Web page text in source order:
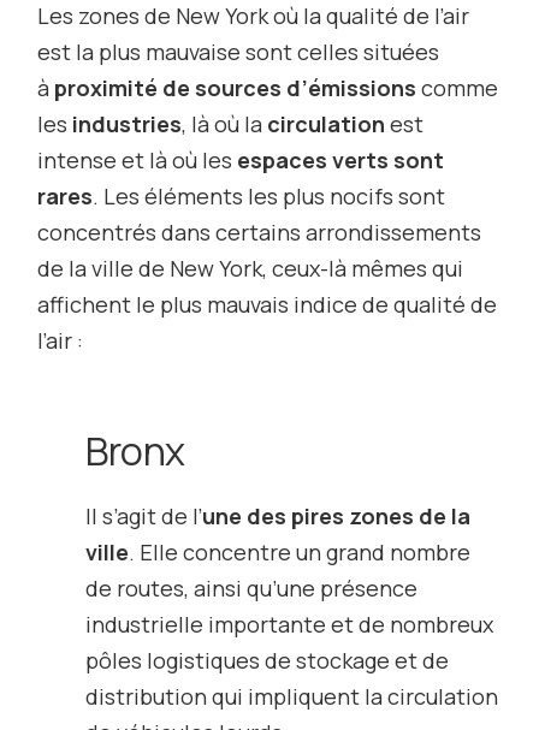
Les zones de New York où la qualité de l’air
est la plus mauvaise sont celles situées
à proximité de sources d’émissions comme
les industries, là où la circulationest
intense et là où les espaces verts sont
rares. Les éléments les plus nocifs sont
concentrés dans certains arrondissements
de la ville de New York, ceux-là mêmes qui
affichent le plus mauvais indice de qualité de
l’air :
Bronx
Il s’agit de l’une des pires zones de la
ville. Elle concentre un grand nombre
de routes, ainsi qu’une présence
industrielle importante et de nombreux
pôles logistiques de stockage et de
distribution qui impliquent la circulation